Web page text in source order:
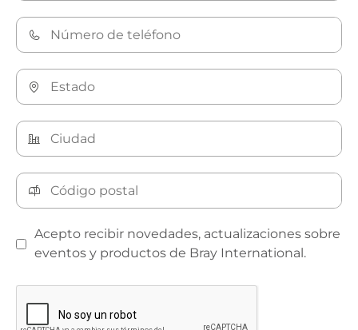
Acepto recibir novedades, actualizaciones sobre
eventos y productos de Bray International.